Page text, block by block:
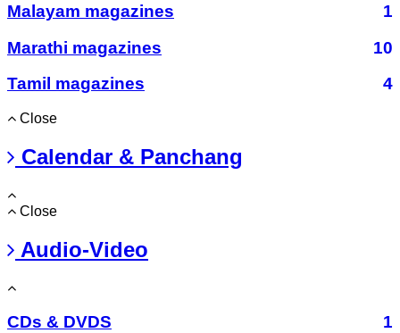
Malayam magazines
1
Marathi magazines
10
Tamil magazines
4
Close
Calendar & Panchang
Close
Audio-Video
CDs & DVDS 1